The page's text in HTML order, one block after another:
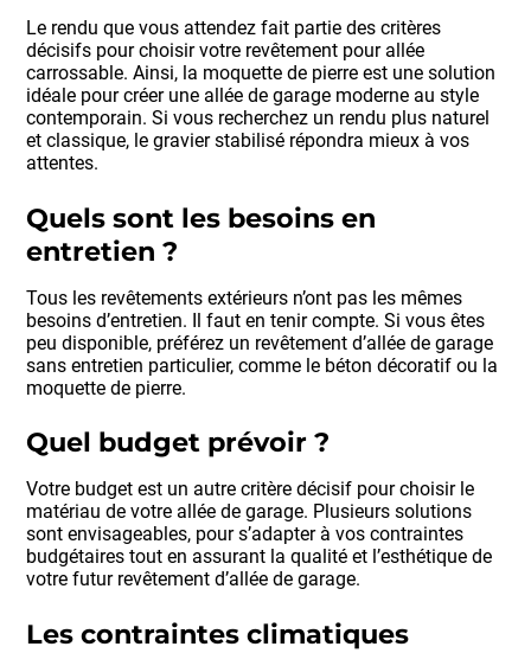
Le rendu que vous attendez fait partie des critères
décisifs pour choisir votre revêtement pour allée
carrossable. Ainsi, la moquette de pierre est une solution
idéale pour créer une allée de garage moderne au style
contemporain. Si vous recherchez un rendu plus naturel
et classique, le gravier stabilisé répondra mieux à vos
attentes.
Quels sont les besoins en
entretien ?
Tous les revêtements extérieurs n’ont pas les mêmes
besoins d’entretien. Il faut en tenir compte. Si vous êtes
peu disponible, préférez un revêtement d’allée de garage
sans entretien particulier, comme le béton décoratif ou la
moquette de pierre.
Quel budget prévoir ?
Votre budget est un autre critère décisif pour choisir le
matériau de votre allée de garage. Plusieurs solutions
sont envisageables, pour s’adapter à vos contraintes
budgétaires tout en assurant la qualité et l’esthétique de
votre futur revêtement d’allée de garage.
Les contraintes climatiques